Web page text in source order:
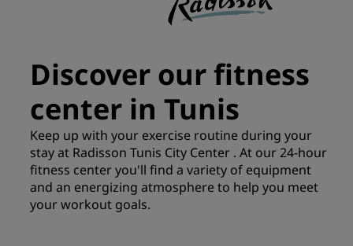
Offerte di hotel
Per la tua prima prenotazione,
Deals of the Day
Prenota in anticipo
Scopri i nostri pacchetti
Idee di viaggio
Discover our fitness
center in Tunis
Keep up with your exercise routine during your
stay at Radisson Tunis City Center . At our 24-hour
fitness center you'll find a variety of equipment
and an energizing atmosphere to help you meet
your workout goals.